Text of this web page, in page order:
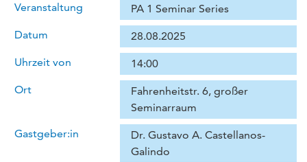
Veranstaltung
PA 1 Seminar Series
Datum
28.08.2025
Uhrzeit von
14:00
Ort
Fahrenheitstr. 6, großer
Seminarraum
Gastgeber:in
Dr. Gustavo A. Castellanos-
Galindo